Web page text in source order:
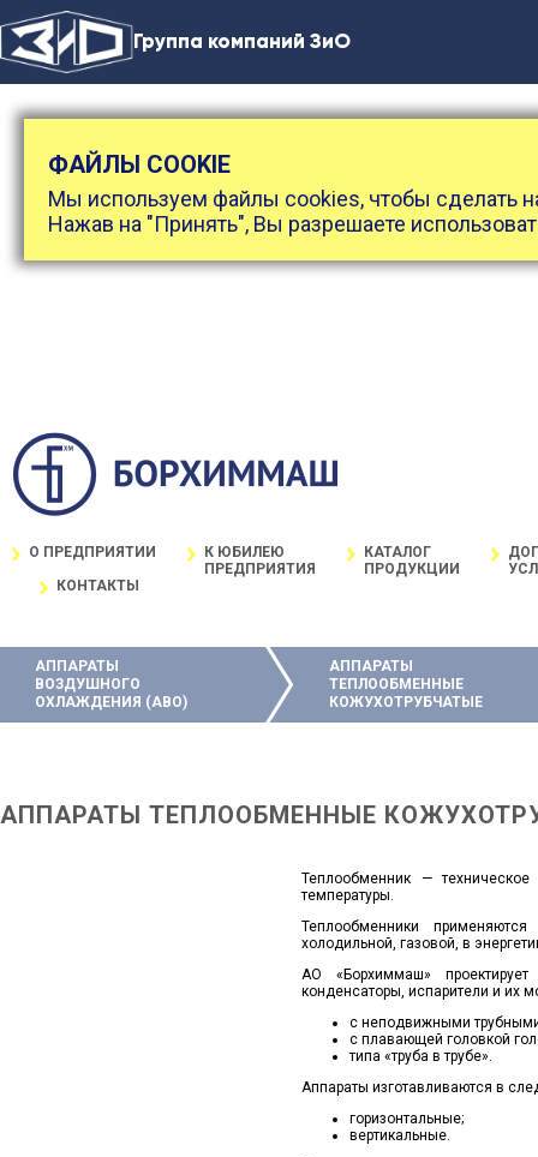
Группа компаний ЗиО
ФАЙЛЫ COOKIE
Мы используем файлы cookies, чтобы сделать
Нажав на "Принять", Вы разрешаете
О ПРЕДПРИЯТИИ
К ЮБИЛЕЮ
ПРЕДПРИЯТИЯ
КАТАЛОГ
ПРОДУКЦИИ
КОНТАКТЫ
Главная/
ПРОДУКЦИИ АО
"БОРХИММАШ"
АППАРАТЫ
ВОЗДУШНОГО
ОХЛАЖДЕНИЯ (АВО)
АППАРАТЫ
ТЕПЛООБМЕННЫЕ
КОЖУХОТРУБЧАТЫЕ
АППАРАТЫ ТЕПЛООБМЕННЫЕ
Теплообменник —
температуры.
Теплообменники
холодильной, газовой, в
АО «Борхиммаш»
конденсаторы, испарители и их
c неподвижными
с плавающей головкой
типа «труба в трубе».
Аппараты изготавливаются в
горизонтальные;
вертикальные.